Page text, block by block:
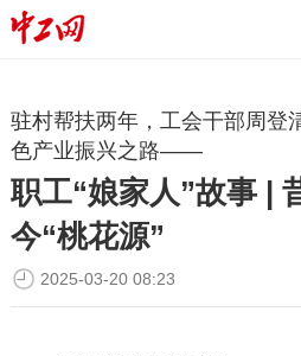
驻村帮扶两年，工会干部周登
色产业振兴之路——
职工“娘家人”故事 |
今“桃花源”
2025-03-20 08:23